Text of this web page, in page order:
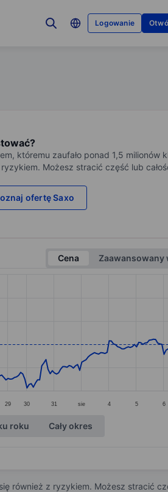
Logowanie
któremu zaufało ponad 1,5 milionów
Możesz stracić część lub
ofertę Saxo
Cena
Zaawansowany
29 30 31 sie 4 5 6
roku Cały okres
również z ryzykiem. Możesz stracić